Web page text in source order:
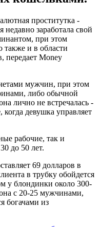
проститутка -
заработала свой
при этом
также и в области
передает Money
мужчин, при этом
либо обычной
лично не встречалась -
девушка управляет
рабочие, так и
до 50 лет.
69 долларов в
в трубку обойдется
у блондинки около 300-
с 20-25 мужчинами,
богачами из